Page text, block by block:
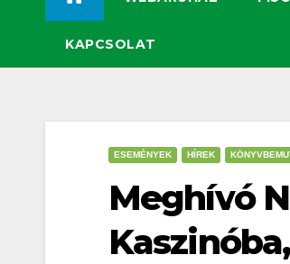
KAPCSOLAT
ESEMÉNYEK HÍREK
Meghívó